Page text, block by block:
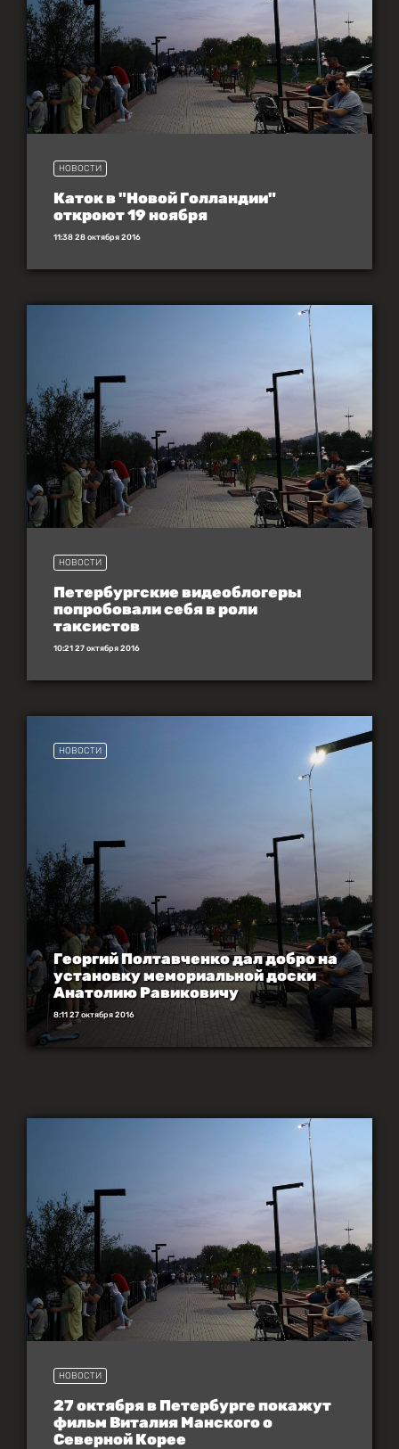
НОВОСТИ
Каток в "Новой Голландии"
откроют 19 ноября
11:38 28 октября 2016
НОВОСТИ
Петербургские видеоблогеры
попробовали себя в роли
таксистов
10:21 27 октября 2016
НОВОСТИ
Георгий Полтавченко дал добро на
установку мемориальной доски
Анатолию Равиковичу
8:11 27 октября 2016
НОВОСТИ
27 октября в Петербурге покажут
фильм Виталия Манского о
Северной Корее